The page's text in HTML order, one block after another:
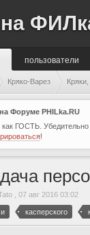
пользователи
Кряко-Варез
Форуме PHILka.RU
ГОСТЬ. Убедительно
!
,07 авг 2016 03:02
касперского